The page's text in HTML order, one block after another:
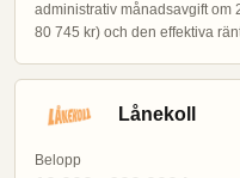
administrativ månadsavgift om
80 745 kr) och den effektiva
Lånekoll
Belopp